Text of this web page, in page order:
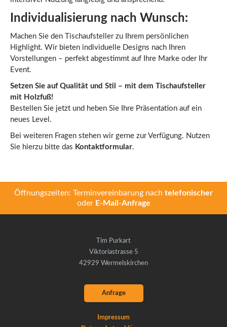
Individualisierung nach Wunsch:
Machen Sie den Tischaufsteller zu Ihrem persönlichen
Highlight. Wir bieten individuelle Designs nach Ihren
Vorstellungen – perfekt abgestimmt auf Ihre Marke oder Ihr
Event.
Setzen Sie auf Qualität und Stil – mit dem Tischaufsteller
mit Holzfuß!
Bestellen Sie jetzt und heben Sie Ihre Präsentation auf ein
neues Level.
Bei weiteren Fragen stehen wir gerne zur Verfügung. Nutzen
Sie hierzu bitte das Kontaktformular.
Öffnungszeiten: Terminvereinbarung nach telefonischer
oder E-Mail-Anfrage
Tim Purkart
Viktoriastrasse 5
42929 Wermelskirchen
Anfrage
Impressum